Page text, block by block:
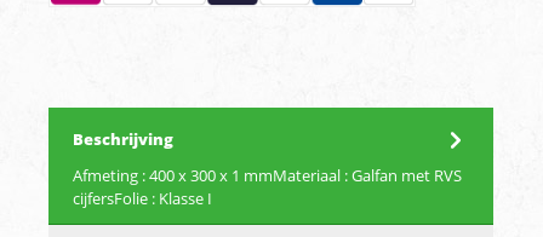
Beschrijving
Afmeting : 400 x 300 x 1 mmMateriaal : Galfan met RVS
cijfersFolie : Klasse I